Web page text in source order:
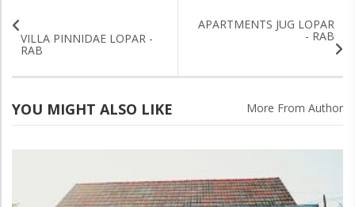
VILLA PINNIDAE LOPAR -
RAB
APARTMENTS JUG LOPAR
- RAB
YOU MIGHT ALSO LIKE More From Author